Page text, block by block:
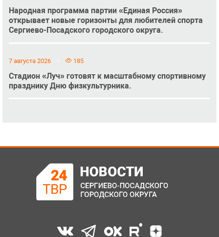
Народная программа партии «Единая Россия»
открывает новые горизонты для любителей спорта
Сергиево-Посадского городского округа.
7 августа 2026 185
Стадион «Луч» готовят к масштабному спортивному
празднику Дню физкультурника.